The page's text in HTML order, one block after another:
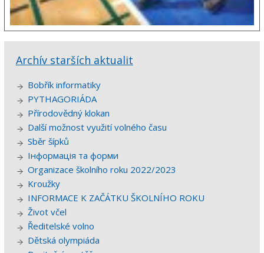
Archív starších aktualit
Bobřík informatiky
PYTHAGORIÁDA
Přírodovědný klokan
Další možnost využití volného času
Sběr šípků
Інформація та форми
Organizace školního roku 2022/2023
Kroužky
INFORMACE K ZAČÁTKU ŠKOLNÍHO ROKU
Život včel
Ředitelské volno
Dětská olympiáda